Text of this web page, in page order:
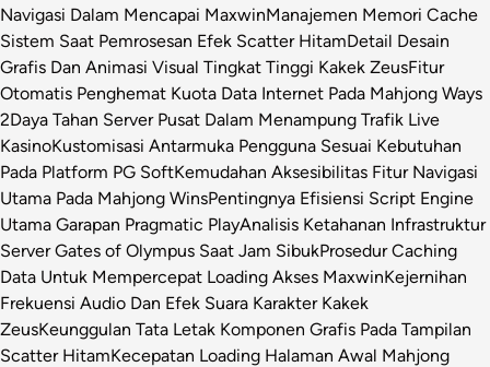
Navigasi Dalam Mencapai MaxwinManajemen Memori Cache
Sistem Saat Pemrosesan Efek Scatter HitamDetail Desain
Grafis Dan Animasi Visual Tingkat Tinggi Kakek ZeusFitur
Otomatis Penghemat Kuota Data Internet Pada Mahjong Ways
2Daya Tahan Server Pusat Dalam Menampung Trafik Live
KasinoKustomisasi Antarmuka Pengguna Sesuai Kebutuhan
Pada Platform PG SoftKemudahan Aksesibilitas Fitur Navigasi
Utama Pada Mahjong WinsPentingnya Efisiensi Script Engine
Utama Garapan Pragmatic PlayAnalisis Ketahanan Infrastruktur
Server Gates of Olympus Saat Jam SibukProsedur Caching
Data Untuk Mempercepat Loading Akses MaxwinKejernihan
Frekuensi Audio Dan Efek Suara Karakter Kakek
ZeusKeunggulan Tata Letak Komponen Grafis Pada Tampilan
Scatter HitamKecepatan Loading Halaman Awal Mahjong